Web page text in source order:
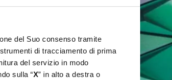
del Suo consenso tramite
di tracciamento di prima
del servizio in modo
sulla “X” in alto a destra o